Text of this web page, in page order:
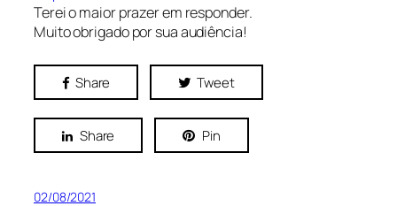
Terei o maior prazer em responder.
Muito obrigado por sua audiência!
Share Tweet
Share Pin
02/08/2021